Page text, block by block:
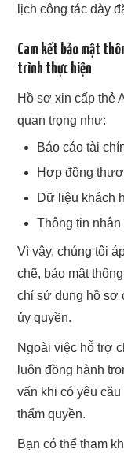
lịch công tác dày
Cam kết bảo mật
trình thực hiện
Hồ sơ xin cấp thẻ
quan trọng như:
Báo cáo tài
Hợp đồng
Dữ liệu khách
Thông tin nhân
Vì vậy, chúng tôi
chẽ, bảo mật
chỉ sử dụng hồ sơ
ủy quyền.
Ngoài việc hỗ trợ
luôn đồng hành
vấn khi có yêu
thẩm quyền.
Bạn có thể tham